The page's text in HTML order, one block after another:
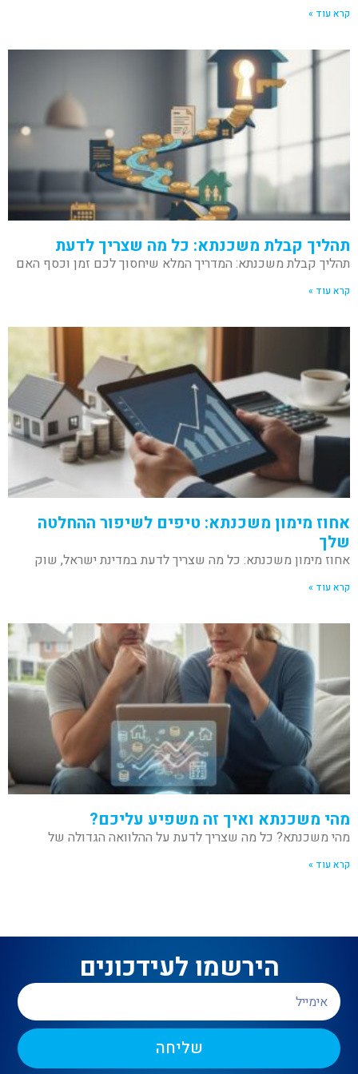
קרא עוד »
תהליך קבלת משכנתא: כל מה שצריך לדעת
תהליך קבלת משכנתא: המדריך המלא שיחסוך לכם זמן וכסף האם
קרא עוד »
אחוז מימון משכנתא: טיפים לשיפור ההחלטה
שלך
אחוז מימון משכנתא: כל מה שצריך לדעת במדינת ישראל, שוק
קרא עוד »
מהי משכנתא ואיך זה משפיע עליכם?
מהי משכנתא? כל מה שצריך לדעת על ההלוואה הגדולה של
קרא עוד »
הירשמו לעידכונים
שליחה